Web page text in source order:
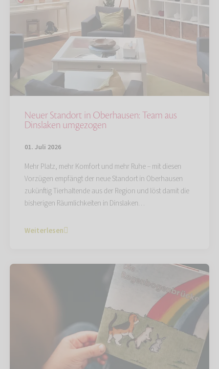
Neuer Standort in Oberhausen: Team aus
Dinslaken umgezogen
01. Juli 2026
Mehr Platz, mehr Komfort und mehr Ruhe – mit diesen
Vorzügen empfängt der neue Standort in Oberhausen
zukünftig Tierhaltende aus der Region und löst damit die
bisherigen Räumlichkeiten in Dinslaken…
Weiterlesen